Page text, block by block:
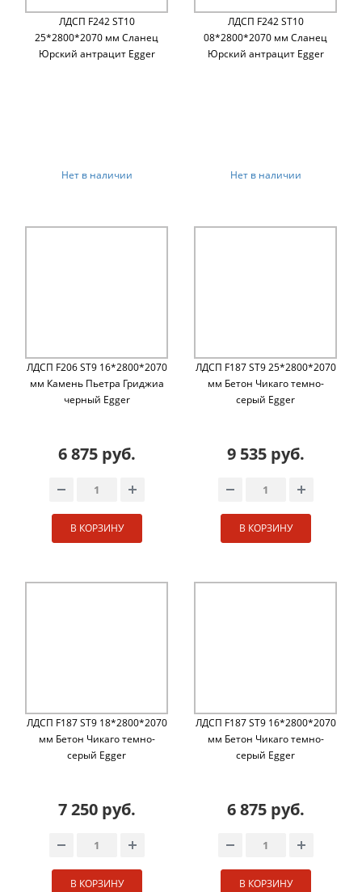
ЛДСП F242 ST10
25*2800*2070 мм Сланец
Юрский антрацит Egger
Нет в наличии
ЛДСП F242 ST10
08*2800*2070 мм Сланец
Юрский антрацит Egger
Нет в наличии
ЛДСП F206 ST9 16*2800*2070
мм Камень Пьетра Гриджиа
черный Egger
6 875 руб.
В КОРЗИНУ
ЛДСП F187 ST9 25*2800*2070
мм Бетон Чикаго темно-
серый Egger
9 535 руб.
В КОРЗИНУ
ЛДСП F187 ST9 18*2800*2070
мм Бетон Чикаго темно-
серый Egger
7 250 руб.
В КОРЗИНУ
ЛДСП F187 ST9 16*2800*2070
мм Бетон Чикаго темно-
серый Egger
6 875 руб.
В КОРЗИНУ